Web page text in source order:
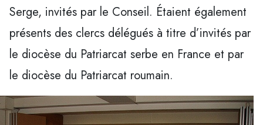
Serge, invités par le Conseil. Étaient également
présents des clercs délégués à titre d’invités par
le diocèse du Patriarcat serbe en France et par
le diocèse du Patriarcat roumain.